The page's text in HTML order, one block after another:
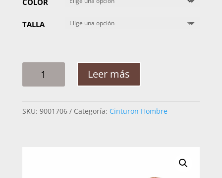
COLOR
TALLA
HOMBRE
ARABE
Leer más
SKU: 9001706 Categoría: Cinturon Hombre